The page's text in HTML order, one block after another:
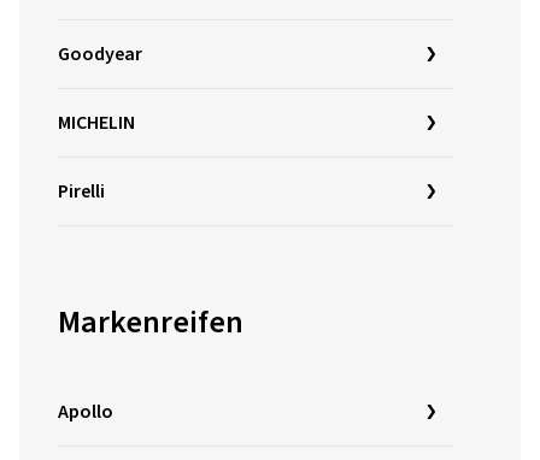
Goodyear
MICHELIN
Pirelli
Markenreifen
Apollo